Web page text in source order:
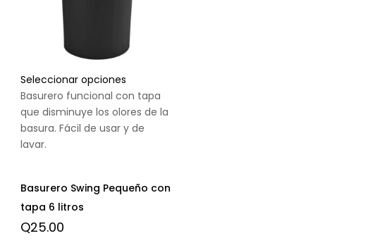
Seleccionar opciones
Basurero funcional con tapa
que disminuye los olores de la
basura. Fácil de usar y de
lavar.
Basurero Swing Pequeño con
tapa 6 litros
Q25.00